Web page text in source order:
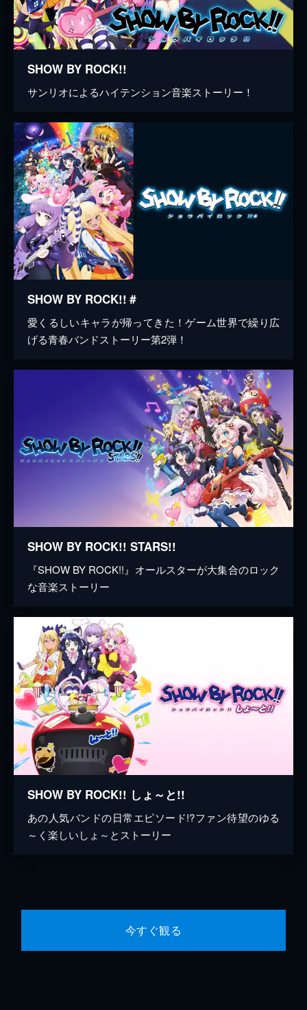
SHOW BY ROCK!!
サンリオによるハイテンション音楽ストーリー！
SHOW BY ROCK!!＃
愛くるしいキャラが帰ってきた！ゲーム世界で繰り広
げる青春バンドストーリー第2弾！
SHOW BY ROCK!! STARS!!
『SHOW BY ROCK!!』オールスターが大集合のロック
な音楽ストーリー
SHOW BY ROCK!! しょ～と!!
あの人気バンドの日常エピソード!?ファン待望のゆる
～く楽しいしょ～とストーリー
今すぐ観る